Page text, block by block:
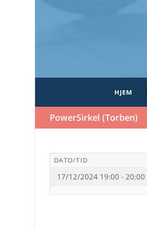
HJEM
PowerSirkel (Torben)
DATO/TID
17/12/2024 19:00 - 20:00